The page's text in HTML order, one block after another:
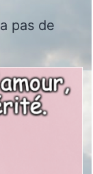
pas de